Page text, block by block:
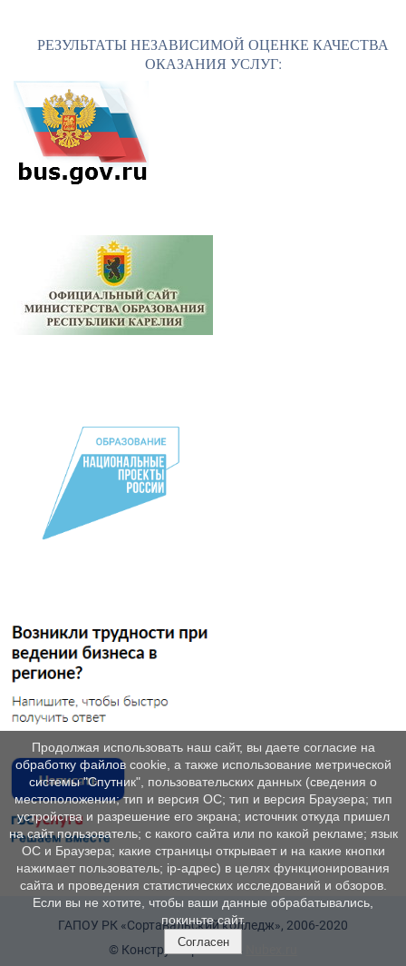
РЕЗУЛЬТАТЫ НЕЗАВИСИМОЙ ОЦЕНКЕ КАЧЕСТВА
ОКАЗАНИЯ УСЛУГ:
ГАПОУ РК «Сортавальский колледж», 2006-2020
© Конструктор сайтов
Продолжая использовать наш сайт, вы даете согласие на
обработку файлов cookie, а также использование метрической
системы "Спутник", пользовательских данных (сведения о
местоположении; тип и версия ОС; тип и версия Браузера; тип
устройства и разрешение его экрана; источник откуда пришел
на сайт пользователь; с какого сайта или по какой рекламе; язык
ОС и Браузера; какие страницы открывает и на какие кнопки
нажимает пользователь; ip-адрес) в целях функционирования
сайта и проведения статистических исследований и обзоров.
Если вы не хотите, чтобы ваши данные обрабатывались,
покиньте сайт.
Согласен